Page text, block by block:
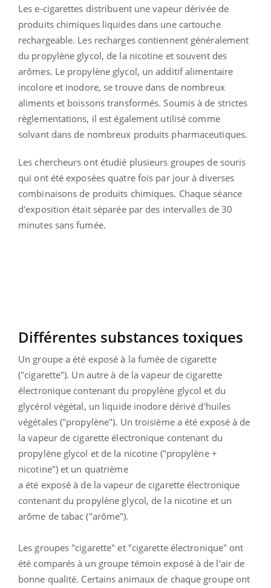
Les e-cigarettes distribuent une vapeur dérivée de
produits chimiques liquides dans une cartouche
rechargeable. Les recharges contiennent généralement
du propylène glycol, de la nicotine et souvent des
arômes. Le propylène glycol, un additif alimentaire
incolore et inodore, se trouve dans de nombreux
aliments et boissons transformés. Soumis à de strictes
règlementations, il est également utilisé comme
solvant dans de nombreux produits pharmaceutiques.
Les chercheurs ont étudié plusieurs groupes de souris
qui ont été exposées quatre fois par jour à diverses
combinaisons de produits chimiques. Chaque séance
d'exposition était séparée par des intervalles de 30
minutes sans fumée.
Différentes substances toxiques
Un groupe a été exposé à la fumée de cigarette
("cigarette"). Un autre à de la vapeur de cigarette
électronique contenant du propylène glycol et du
glycérol végétal, un liquide inodore dérivé d'huiles
végétales ("propylène"). Un troisième a été exposé à de
la vapeur de cigarette électronique contenant du
propylène glycol et de la nicotine ("propylène +
nicotine") et un quatrième
a été exposé à de la vapeur de cigarette électronique
contenant du propylène glycol, de la nicotine et un
arôme de tabac ("arôme").
Les groupes "cigarette" et "cigarette électronique" ont
été comparés à un groupe témoin exposé à de l'air de
bonne qualité. Certains animaux de chaque groupe ont